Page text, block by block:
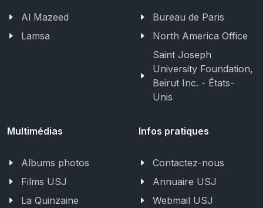
Al Mazeed
Lamsa
Bureau de Paris
North America Office
Saint Joseph
University Foundation,
Beirut Inc. - États-
Unis
Multimédias
Albums photos
Films USJ
La Quinzaine
Infos pratiques
Contactez-nous
Annuaire USJ
Webmail USJ